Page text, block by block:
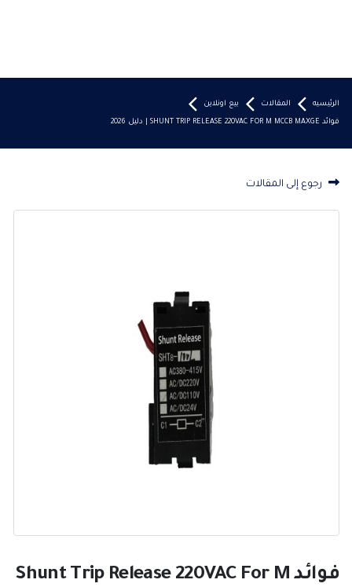
الرئيسيه المقالات بيع اونلاين
فوائد SHUNT TRIP RELEASE 220VAC FOR M MCCB MAXGE | دليل 2026
رجوع إلى المقالات
فوائد Shunt Trip Release 220VAC For M